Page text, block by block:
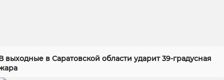
выходные в Саратовской области ударит 39-градусная